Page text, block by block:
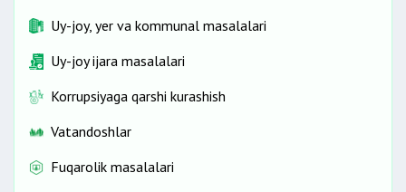
Uy-joy, yer va kommunal masalalari
Uy-joy ijara masalalari
Korrupsiyaga qarshi kurashish
Vatandoshlar
Fuqarolik masalalari